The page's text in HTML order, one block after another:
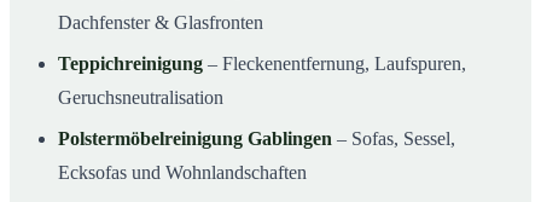
Dachfenster & Glasfronten
Teppichreinigung – Fleckenentfernung, Laufspuren,
Geruchsneutralisation
Polstermöbelreinigung Gablingen – Sofas, Sessel,
Ecksofas und Wohnlandschaften